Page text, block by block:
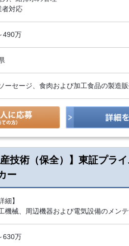
者対応
490万
ーセージ、食肉および加工食品の製造
産技術（保全）】東証プラ
ー
細】
機械、周辺機器および電気設備のメン
630万